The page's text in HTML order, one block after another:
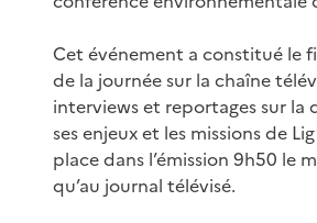
Cet événement a constitué le
de la journée sur la chaîne
interviews et reportages sur la
ses enjeux et les missions de
place dans l’émission 9h50 le
qu’au journal télévisé.